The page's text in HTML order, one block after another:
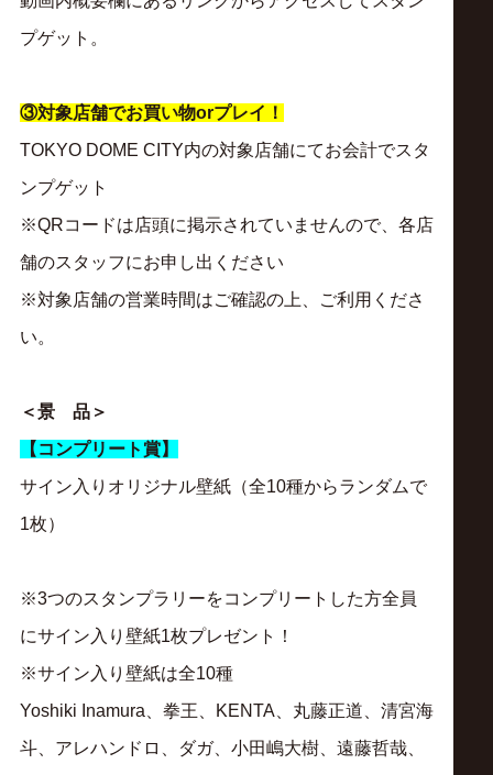
プゲット。
③対象店舗でお買い物orプレイ！
TOKYO DOME CITY内の対象店舗にてお会計でスタ
ンプゲット
※QRコードは店頭に掲示されていませんので、各店
舗のスタッフにお申し出ください
※対象店舗の営業時間はご確認の上、ご利用くださ
い。
＜景 品＞
【コンプリート賞】
サイン入りオリジナル壁紙（全10種からランダムで
1枚）
※3つのスタンプラリーをコンプリートした方全員
にサイン入り壁紙1枚プレゼント！
※サイン入り壁紙は全10種
Yoshiki Inamura、拳王、KENTA、丸藤正道、清宮海
斗、アレハンドロ、ダガ、小田嶋大樹、遠藤哲哉、